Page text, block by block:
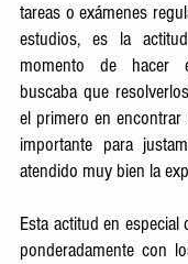
tareas o exámenes
estudios, es la
momento de hacer
buscaba que
el primero en
importante para
atendido muy bien la
Esta actitud en
ponderadamente con